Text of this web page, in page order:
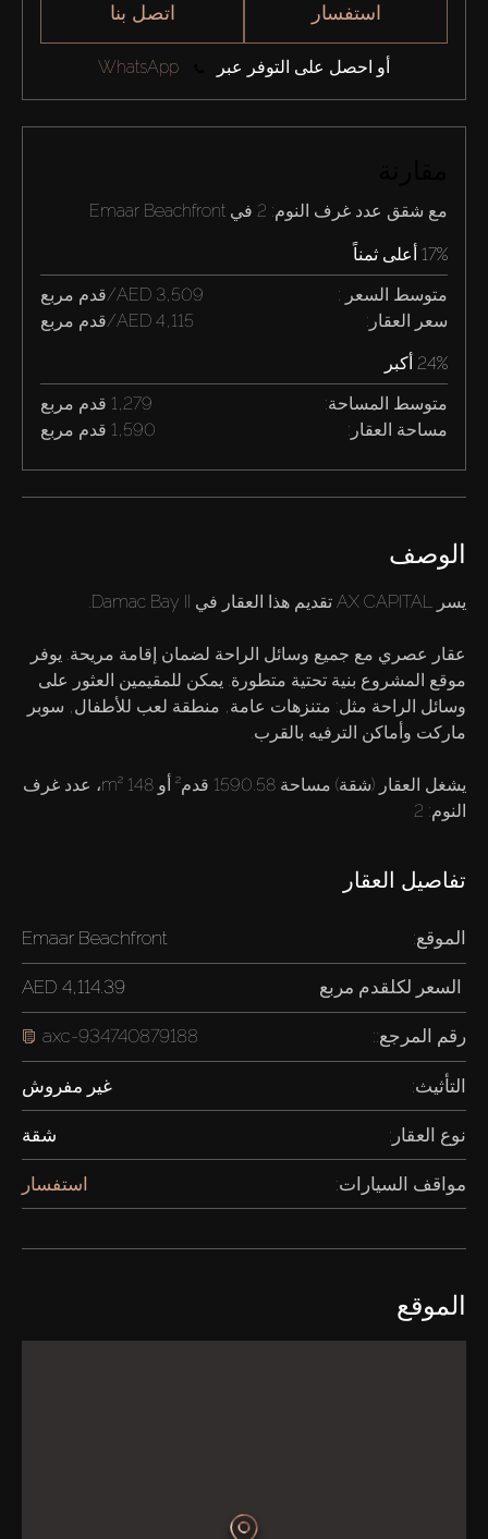
اتصل بنا استفسار
أو احصل على التوفر عبر WhatsApp
مع شقق عدد غرف النوم: 2 في Emaar Beachfront
17% أعلى ثمناً
متوسط السعر :
3,509 AED/قدم مربع
سعر العقار:
4,115 AED/قدم مربع
24% أكبر
متوسط المساحة:
1,279 قدم مربع
مساحة العقار:
1,590 قدم مربع
الوصف
عقار عصري مع جميع وسائل الراحة لضمان إقامة مريحة. يوفر
موقع المشروع بنية تحتية متطورة. يمكن للمقيمين العثور على
وسائل الراحة مثل: متنزهات عامة, منطقة لعب للأطفال, سوبر
يشغل العقار (شقة) مساحة 1590.58 قدم² أو 148 m²، عدد غرف
النوم: 2
تفاصيل العقار
الموقع: Emaar Beachfront
السعر لكلقدم مربع 4,114.39 AED
رقم المرجع:: axc-934740879188
التأثيث: غير مفروش
نوع العقار: شقة
مواقف السيارات: استفسار
الموقع